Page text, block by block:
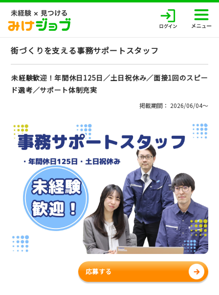
街づくりを支える事務サポートスタッフ
未経験歓迎！年間休日125日／土日祝休み／面接1回のスピー
ド選考／サポート体制充実
掲載期間： 2026/06/04〜
応募する